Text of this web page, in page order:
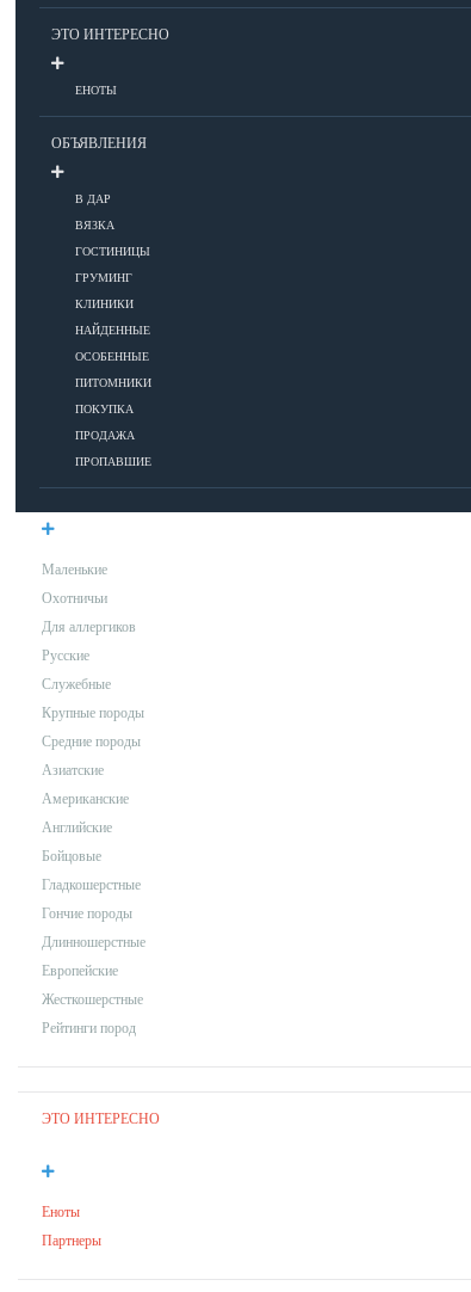
ЭТО ИНТЕРЕСНО
ЕНОТЫ
ОБЪЯВЛЕНИЯ
В ДАР
ВЯЗКА
ГОСТИНИЦЫ
ГРУМИНГ
КЛИНИКИ
НАЙДЕННЫЕ
ОСОБЕННЫЕ
ПИТОМНИКИ
ПОКУПКА
ПРОДАЖА
ПРОПАВШИЕ
ПИТАНИЕ
Кормление собак
Кормление щенков
Диетическое и лечебное кормление
УХОД
Гигиена
Уход за шерстью
Аксессуары для ухода за собакой
Маленькие
Охотничьи
Для аллергиков
Русские
Служебные
Крупные породы
Средние породы
Азиатские
Американские
Английские
Бойцовые
Гладкошерстные
Гончие породы
Длинношерстные
Европейские
Жесткошерстные
Рейтинги пород
ЭТО ИНТЕРЕСНО
Еноты
Партнеры